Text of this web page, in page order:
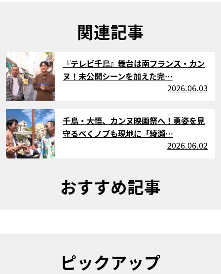
関連記事
サムネイル
『テレビ千鳥』舞台は南フランス・カン
ヌ！未公開シーンを加えた完…
2026.06.03
サムネイル
千鳥・大悟、カンヌ映画祭へ！勇姿を見
守るべくノブも現地に「綾瀬…
2026.06.02
おすすめ記事
ピックアップ